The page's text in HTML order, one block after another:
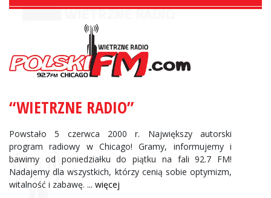
“WIETRZNE RADIO”
Powstało 5 czerwca 2000 r. Największy autorski
program radiowy w Chicago! Gramy, informujemy i
bawimy od poniedziałku do piątku na fali 92.7 FM!
Nadajemy dla wszystkich, którzy cenią sobie optymizm,
witalność i zabawę. ... więcej